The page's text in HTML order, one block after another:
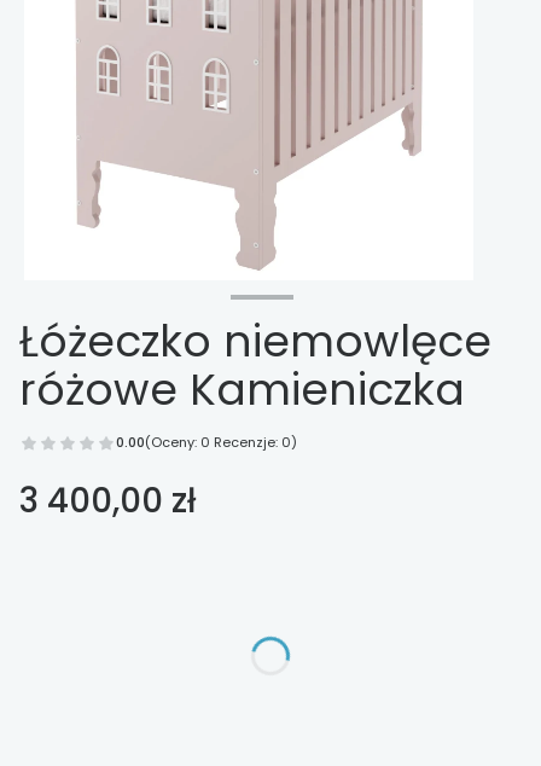
Łóżeczko niemowlęce
różowe Kamieniczka
0.00(Oceny: 0 Recenzje: 0)
Cena
3 400,00 zł